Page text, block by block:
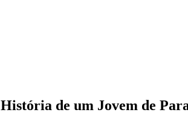
de um Jovem de